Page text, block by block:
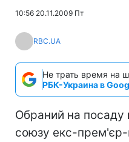
10:56 20.11.2009 Пт
RBC.UA
Не трать время на
РБК-Украина в
Обраний на посаду
союзу екс-прем'єр-